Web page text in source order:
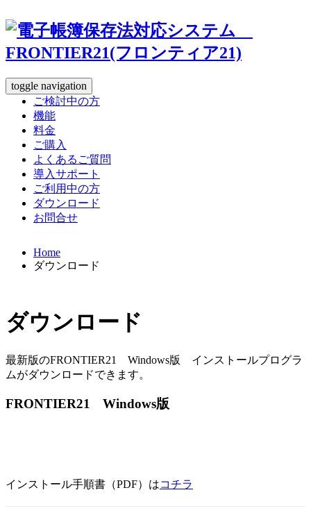
toggle navigation
ご検討中の方
機能
料金
ご購入
よくあるご質問
導入サポート
ご利用中の方
ダウンロード
お問合せ
Home
ダウンロード
ダウンロード
最新版のFRONTIER21 Windows版 インストールプログラ
ムがダウンロードできます。
FRONTIER21 Windows版
インストール手順書（PDF）はコチラ